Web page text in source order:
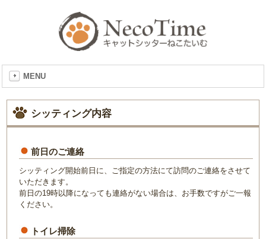
MENU
シッティング内容
前日のご連絡
シッティング開始前日に、ご指定の方法にて訪問のご連絡をさせて
いただきます。
前日の19時以降になっても連絡がない場合は、お手数ですがご一報
ください。
トイレ掃除